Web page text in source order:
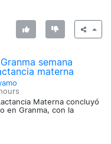
semana
materna
Materna concluyó
en Granma, con la